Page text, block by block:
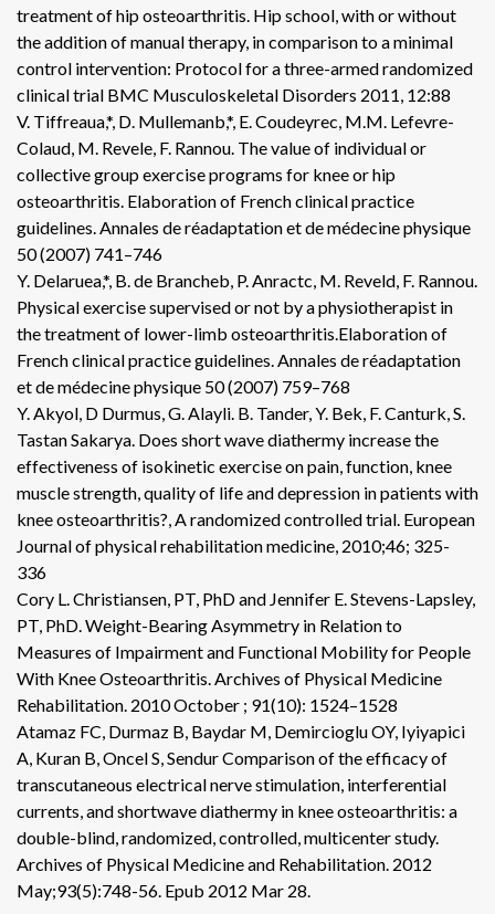
treatment of hip osteoarthritis. Hip school, with or without
the addition of manual therapy, in comparison to a minimal
control intervention: Protocol for a three-armed randomized
clinical trial BMC Musculoskeletal Disorders 2011, 12:88
V. Tiffreaua,*, D. Mullemanb,*, E. Coudeyrec, M.M. Lefevre-
Colaud, M. Revele, F. Rannou. The value of individual or
collective group exercise programs for knee or hip
osteoarthritis. Elaboration of French clinical practice
guidelines. Annales de réadaptation et de médecine physique
50 (2007) 741–746
Y. Delaruea,*, B. de Brancheb, P. Anractc, M. Reveld, F. Rannou.
Physical exercise supervised or not by a physiotherapist in
the treatment of lower-limb osteoarthritis.Elaboration of
French clinical practice guidelines. Annales de réadaptation
et de médecine physique 50 (2007) 759–768
Y. Akyol, D Durmus, G. Alayli. B. Tander, Y. Bek, F. Canturk, S.
Tastan Sakarya. Does short wave diathermy increase the
effectiveness of isokinetic exercise on pain, function, knee
muscle strength, quality of life and depression in patients with
knee osteoarthritis?, A randomized controlled trial. European
Journal of physical rehabilitation medicine, 2010;46; 325-
336
Cory L. Christiansen, PT, PhD and Jennifer E. Stevens-Lapsley,
PT, PhD. Weight-Bearing Asymmetry in Relation to
Measures of Impairment and Functional Mobility for People
With Knee Osteoarthritis. Archives of Physical Medicine
Rehabilitation. 2010 October ; 91(10): 1524–1528
Atamaz FC, Durmaz B, Baydar M, Demircioglu OY, Iyiyapici
A, Kuran B, Oncel S, Sendur Comparison of the efficacy of
transcutaneous electrical nerve stimulation, interferential
currents, and shortwave diathermy in knee osteoarthritis: a
double-blind, randomized, controlled, multicenter study.
Archives of Physical Medicine and Rehabilitation. 2012
May;93(5):748-56. Epub 2012 Mar 28.